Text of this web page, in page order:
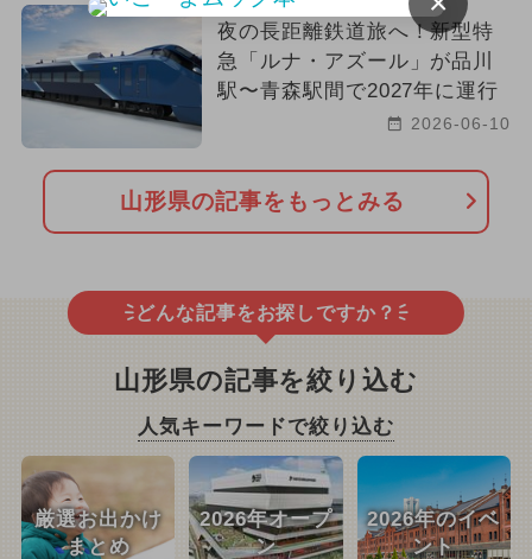
夜の長距離鉄道旅へ！新型特
急「ルナ・アズール」が品川
駅〜青森駅間で2027年に運行
2026-06-10
山形県の記事をもっとみる
どんな記事をお探しですか？
山形県の記事を絞り込む
人気キーワードで絞り込む
厳選お出かけ
まとめ
2026年オープ
ン
2026年のイベ
ント